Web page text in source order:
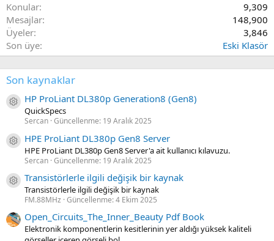
Konular
9,309
Mesajlar
148,900
Üyeler
3,846
Son üye
Eski Klasör
Son kaynaklar
Kaynak ikon/amblem
HP ProLiant DL380p Generation8 (Gen8)
QuickSpecs
Sercan Güncellenme: 19 Aralık 2025
Kaynak ikon/amblem
HPE ProLiant DL380p Gen8 Server
HPE ProLiant DL380p Gen8 Server'a ait kullanıcı kılavuzu.
Sercan Güncellenme: 19 Aralık 2025
Kaynak ikon/amblem
Transistörlerle ilgili değişik bir kaynak
Transistörlerle ilgili değişik bir kaynak
FM.88MHz Güncellenme:4 Ekim 2025
Open_Circuits_The_Inner_Beauty Pdf Book
Elektronik komponentlerin kesitlerinin yer aldığı yüksek kaliteli